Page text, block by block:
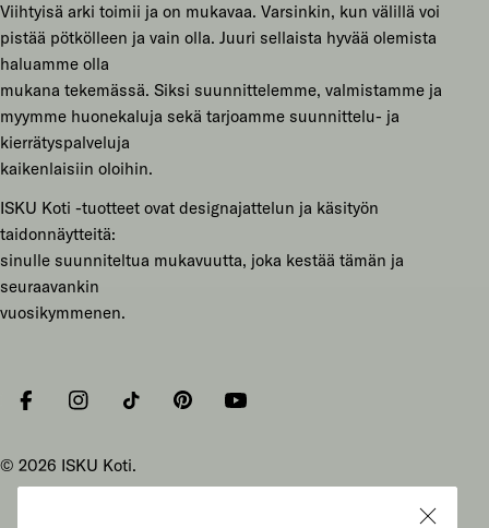
Viihtyisä arki toimii ja on mukavaa. Varsinkin, kun välillä voi
pistää pötkölleen ja vain olla. Juuri sellaista hyvää olemista
haluamme olla
mukana tekemässä. Siksi suunnittelemme, valmistamme ja
myymme huonekaluja sekä tarjoamme suunnittelu- ja
kierrätyspalveluja
kaikenlaisiin oloihin.
ISKU Koti -tuotteet ovat designajattelun ja käsityön
taidonnäytteitä:
sinulle suunniteltua mukavuutta, joka kestää tämän ja
seuraavankin
vuosikymmenen.
FacebookInstagramTiktok PinterestYouTube
© 2026 ISKU Koti.